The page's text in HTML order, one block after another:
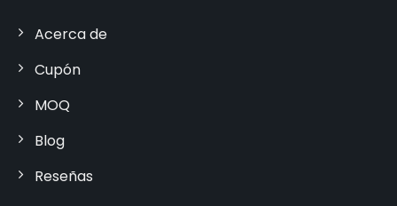
Acerca de
Cupón
MOQ
Blog
Reseñas